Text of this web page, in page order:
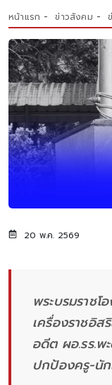
หน้าแรก ข่าวสังคม
20 พ.ค. 2569
พระบรมราชโ
เครื่องราชอิ
อดีต ผอ.รร.พ
ปกป้องครู-นัก